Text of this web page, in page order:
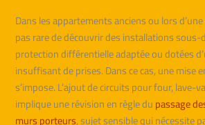
Dans les appartements anciens ou lors
pas rare de découvrir des installations
protection différentielle adaptée ou dotées
insuffisant de prises. Dans ce cas, une mise
s’impose. L’ajout de circuits pour four, lave-
implique une révision en règle dupassage
murs porteurs, sujet sensible qui nécessite